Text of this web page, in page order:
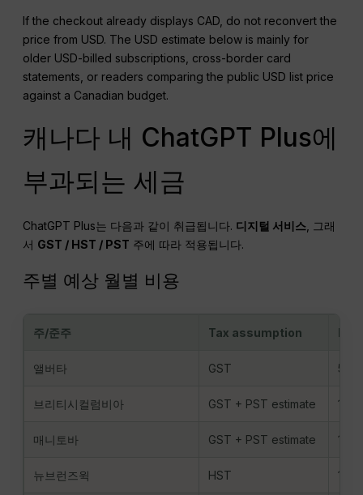
If the checkout already displays CAD, do not reconvert the
price from USD. The USD estimate below is mainly for
older USD-billed subscriptions, cross-border card
statements, or readers comparing the public USD list price
against a Canadian budget.
캐나다 내 ChatGPT Plus에
부과되는 세금
ChatGPT Plus는 다음과 같이 취급됩니다. 디지털 서비스 , 그래
서 GST / HST / PST 주에 따라 적용됩니다.
주별 예상 월별 비용
주/준주 Tax assumption
앨버타 GST 5%
브리티시컬럼비아 GST + PST estimate 12%
매니토바 GST + PST estimate 12%
뉴브런즈윅 HST 15%